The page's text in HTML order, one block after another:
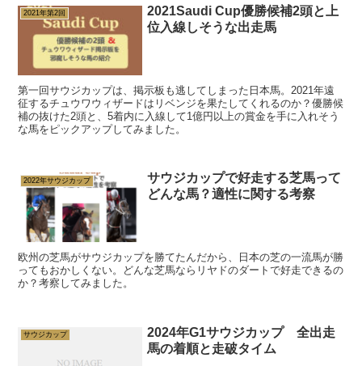
2021年第2回
2021Saudi Cup優勝候補2頭と上
位入線しそうな出走馬
第一回サウジカップは、掲示板も逃してしまった日本馬。2021年遠
征するチュウワウィザードはリベンジを果たしてくれるのか？優勝候
補の抜けた2頭と、5着内に入線して1億円以上の賞金を手に入れそう
な馬をピックアップしてみました。
2022年サウジカップ
サウジカップで好走する芝馬って
どんな馬？適性に関する考察
欧州の芝馬がサウジカップを勝てたんだから、日本の芝の一流馬が勝
ってもおかしくない。どんな芝馬ならリヤドのダートで好走できるの
か？考察してみました。
サウジカップ
2024年G1サウジカップ 全出走
馬の着順と走破タイム